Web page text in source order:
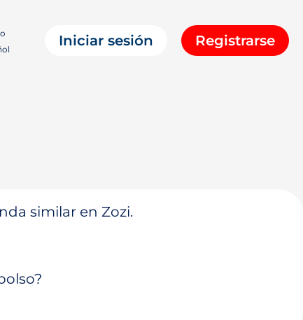
Iniciar sesión Registrarse
similar en Zozi.